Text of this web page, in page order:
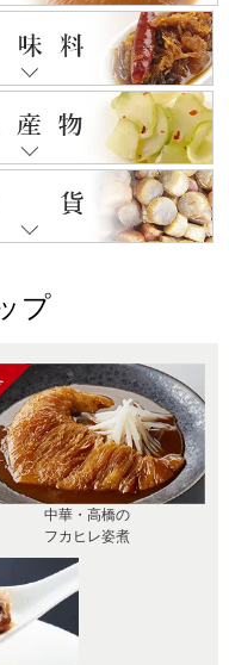
プ
中華・高橋の
フカヒレ姿煮